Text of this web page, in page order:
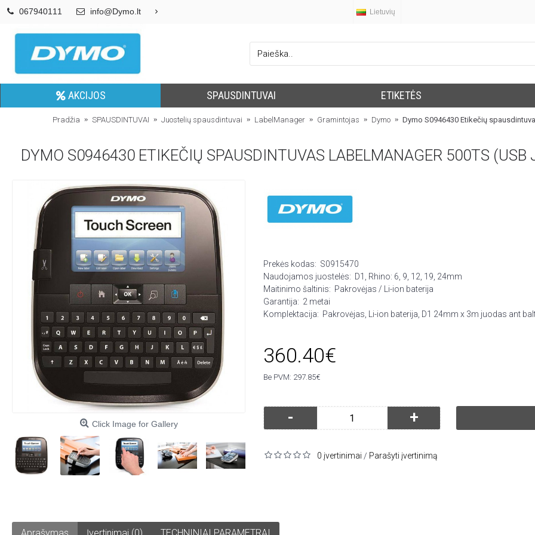
067940111 info@Dymo.lt Lietuvių
AKCIJOS SPAUSDINTUVAI ETIKETĖS
Pradžia SPAUSDINTUVAI Juostelių spausdintuvai LabelManager Gramintojas Dymo Dymo S0946430 Etikečių
Click Image for Gallery
Prekės kodas: S0915470
Naudojamos juostelės: D1, Rhino: 6, 9, 12, 19, 24mm
Maitinimo šaltinis: Pakrovėjas / Li-ion baterija
Garantija: 2 metai
Komplektacija: Pakrovėjas, Li-ion baterija, D1 24mm x 3m juodas ant
360.40€
Be PVM: 297.85€
- +
0 įvertinimai / Parašyti įvertinimą